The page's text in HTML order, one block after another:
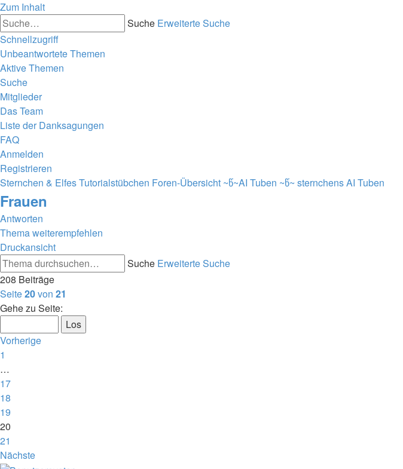
Zum Inhalt
Suche Erweiterte Suche
Schnellzugriff
Unbeantwortete Themen
Aktive Themen
Suche
Mitglieder
Das Team
Liste der Danksagungen
FAQ
Anmelden
Registrieren
Sternchen & Elfes Tutorialstübchen Foren-Übersicht ~წ~AI Tuben ~წ~ sternchens AI Tuben
Frauen
Antworten
Thema weiterempfehlen
Druckansicht
Suche Erweiterte Suche
208 Beiträge
Seite20von 21
Gehe zu Seite:
Vorherige
1
…
17
18
19
20
21
Nächste